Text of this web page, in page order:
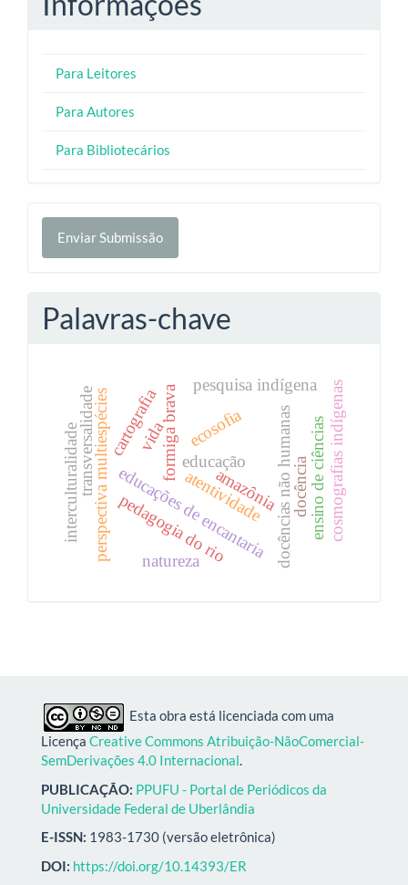
Para Leitores
Para Autores
Para Bibliotecários
Enviar
Submissão
Enviar Submissão
Palavras-chave
formiga brava
amazônia
educações de encantariadocências não humanas
educação
perspectiva multiespécies docência
vida ensino de ciências
pedagogia do rio
ecosofia
transversalidadecartografia
pesquisa indígena cosmografias indígenas
atentividade
natureza
interculturalidade
Esta obra está licenciada com uma
Licença Creative Commons Atribuição-NãoComercial-
SemDerivações 4.0 Internacional.
PUBLICAÇÃO: PPUFU - Portal de Periódicos da
Universidade Federal de Uberlândia
E-ISSN: 1983-1730 (versão eletrônica)
DOI: https://doi.org/10.14393/ER